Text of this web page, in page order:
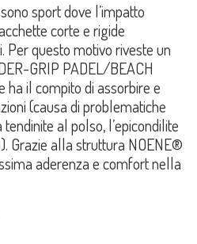
sport dove l’impatto
corte e rigide
Per questo motivo riveste un
GRIP PADEL/BEACH
ha il compito di assorbire e
(causa di problematiche
al polso, l’epicondilite
Grazie alla struttura NOENE®
aderenza e comfort nella